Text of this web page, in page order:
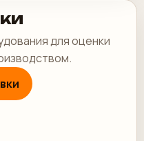
для оценки